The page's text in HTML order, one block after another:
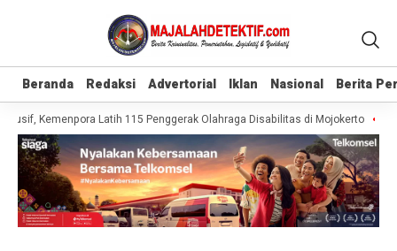
Beranda Redaksi Advertorial Iklan Nasional Berita
Beranda Redaksi Advertorial Iklan Nasional Berita
Kemenpora Latih 115 Penggerak Olahraga Disabilitas di Mojokerto